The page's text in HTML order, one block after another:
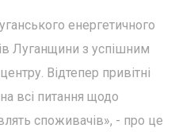
енергетичного
Луганщини з успішним
Відтепер привітні
всі питання щодо
споживачів», - про це